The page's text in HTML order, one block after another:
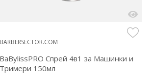
BARBERSECTOR.COM
BaBylissPRO Спрей 4в1 за Машинки и
Тримери 150мл